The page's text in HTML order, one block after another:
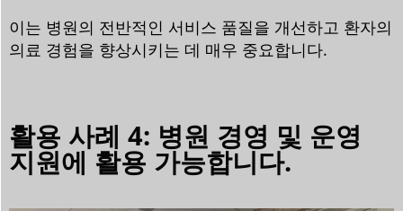
이는 병원의 전반적인 서비스 품질을 개선하고 환자의
의료 경험을 향상시키는 데 매우 중요합니다.
활용 사례 4: 병원 경영 및 운영
지원에 활용 가능합니다.